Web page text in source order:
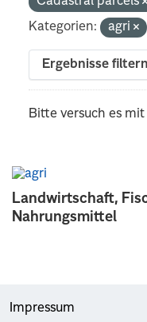
Landwirtschaft,
Nahrungsmittel
Kategorien:
agri
Ergebnisse filtern
Bitte versuch es
Impressum